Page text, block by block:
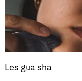
Les gua sha